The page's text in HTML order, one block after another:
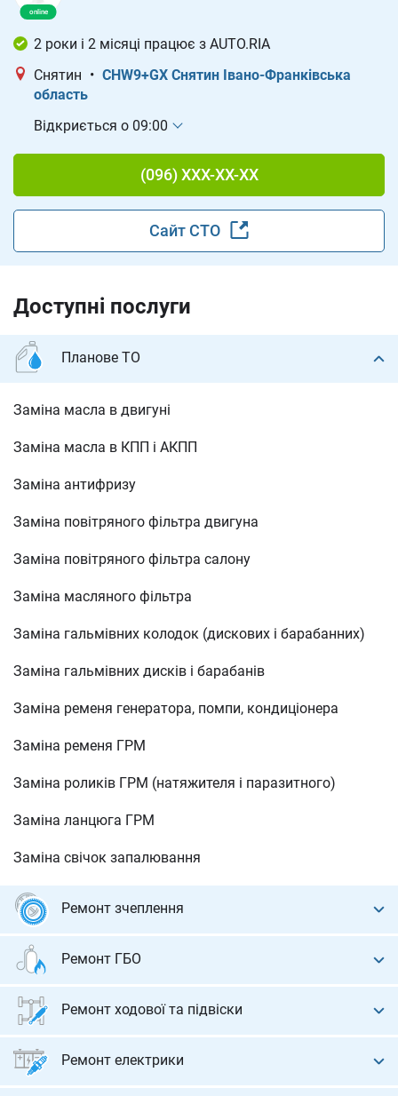
2 роки і 2 місяці працює з AUTO.RIA
Снятин • CHW9+GX Снятин Івано-Франківська
область
Відкриється о 09:00
(096) XXX-XX-XX
Сайт СТО
Доступні послуги
Планове ТО
Заміна масла в двигуні
Заміна масла в КПП і АКПП
Заміна антифризу
Заміна повітряного фільтра двигуна
Заміна повітряного фільтра салону
Заміна масляного фільтра
Заміна гальмівних колодок (дискових і барабанних)
Заміна гальмівних дисків і барабанів
Заміна ременя генератора, помпи, кондиціонера
Заміна ременя ГРМ
Заміна роликів ГРМ (натяжителя і паразитного)
Заміна ланцюга ГРМ
Заміна свічок запалювання
Ремонт зчеплення
Діагностика зчеплення
підшипника
Заміна двомасового маховика
Ремонт ГБО
Діагностика ГБО
Ремонт ходової та підвіски
Діагностика та ремонт ходової
Ремонт електрики